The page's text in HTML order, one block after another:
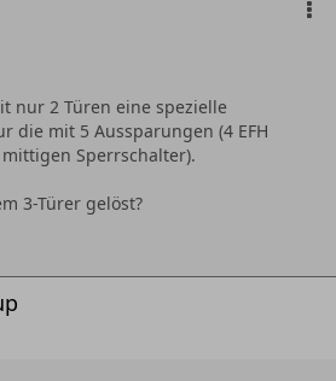
nur 2 Türen eine spezielle
die mit 5 Aussparungen (4 EFH
Sperrschalter).
3-Türer gelöst?